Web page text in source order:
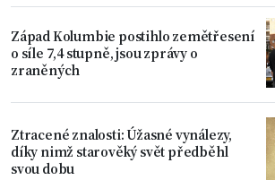
Západ Kolumbie postihlo zemětřesení
o síle 7,4 stupně, jsou zprávy o
zraněných
Ztracené znalosti: Úžasné vynálezy,
díky nimž starověký svět předběhl
svou dobu